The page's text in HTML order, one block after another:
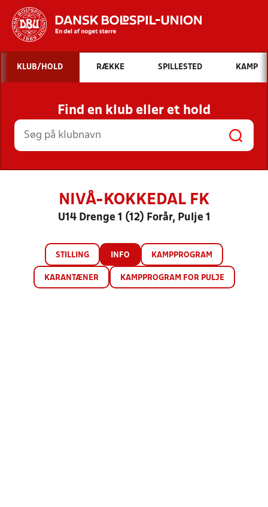
Hvad vil du søge efter?
INDHOLD OG NYHEDER
STILLINGER, RESULTATER, KLUBBER OG
HOLD
KLUB/HOLD RÆKKE SPILLESTED KAMP
Find en klub eller et hold
NIVÅ-KOKKEDAL FK
U14 Drenge 1 (12) Forår, Pulje 1
STILLING INFO KAMPPROGRAM
KARANTÆNER KAMPPROGRAM FOR PULJE